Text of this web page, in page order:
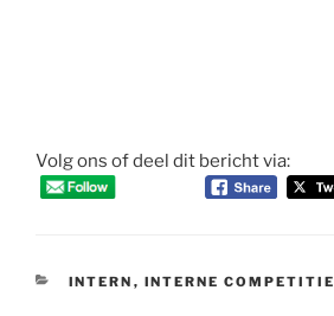
Volg ons of deel dit bericht via:
CATEGORIEËN
INTERN , INTERNE COMPETITIE